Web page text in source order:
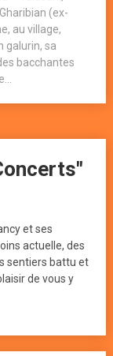
(ex-
au village,
galurin, sa
bacchantes
et ses
actuelle, des
sentiers battu et
de vous y